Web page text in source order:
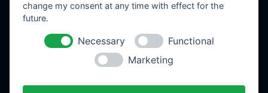
Impressum
change my consent at any time with effect for the
future.
Necessary
Functional
Marketing